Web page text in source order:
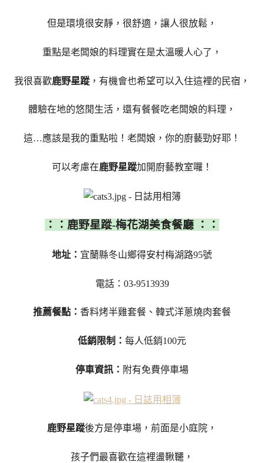
但是環境很安靜，很舒適，讓人很放鬆，
重點是老闆娘的料理實在是太溫暖人心了，
我很喜歡鹿野星蹤 ，有機會也希望可以入住這裡的民宿，
體驗在地的悠閒生活，還有餐餐吃老闆娘的料理，
這…應該是我的重點啦！老闆娘，你的廚藝勁好耶！
可以考慮在鹿野星蹤加開廚藝教室囉！
：：鹿野星蹤-梅花湖美食餐廳 ：：
地址： 宜蘭縣冬山鄉得安村梅湖路95號
電話：03-9513939
推薦餐點： 香料烤半雞套餐、韓式洋蔥燒肉套餐
低銷限制： 每人低銷100元
停車資訊： 附有免費停車場
鹿野星蹤後方是停車場，前面是小庭院，
孩子們最喜歡在這裡盪鞦韆，